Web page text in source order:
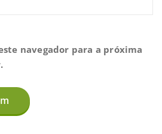
navegador para a próxima